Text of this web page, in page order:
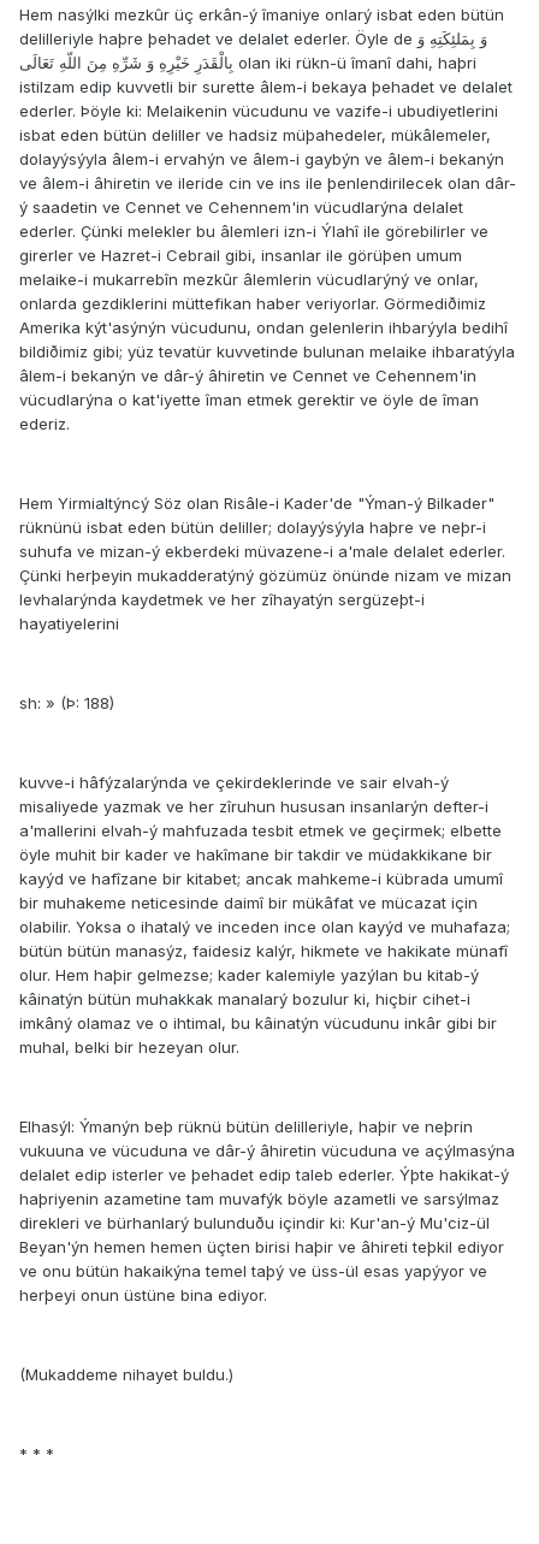
Hem nasýlki mezkûr üç erkân-ý îmaniye onlarý isbat eden bütün
delilleriyle haþre þehadet ve delalet ederler. Öyle de وَ بِمَلئِكَتِهِ وَ
بِالْقَدَرِ خَيْرِهِ وَ شَرِّهِ مِنَ اللّهِ تَعَالَى olan iki rükn-ü îmanî dahi, haþri
istilzam edip kuvvetli bir surette âlem-i bekaya þehadet ve delalet
ederler. Þöyle ki: Melaikenin vücudunu ve vazife-i ubudiyetlerini
isbat eden bütün deliller ve hadsiz müþahedeler, mükâlemeler,
dolayýsýyla âlem-i ervahýn ve âlem-i gaybýn ve âlem-i bekanýn
ve âlem-i âhiretin ve ileride cin ve ins ile þenlendirilecek olan dâr-
ý saadetin ve Cennet ve Cehennem'in vücudlarýna delalet
ederler. Çünki melekler bu âlemleri izn-i Ýlahî ile görebilirler ve
girerler ve Hazret-i Cebrail gibi, insanlar ile görüþen umum
melaike-i mukarrebîn mezkûr âlemlerin vücudlarýný ve onlar,
onlarda gezdiklerini müttefikan haber veriyorlar. Görmediðimiz
Amerika kýt'asýnýn vücudunu, ondan gelenlerin ihbarýyla bedihî
bildiðimiz gibi; yüz tevatür kuvvetinde bulunan melaike ihbaratýyla
âlem-i bekanýn ve dâr-ý âhiretin ve Cennet ve Cehennem'in
vücudlarýna o kat'iyette îman etmek gerektir ve öyle de îman
ederiz.
Hem Yirmialtýncý Söz olan Risâle-i Kader'de "Ýman-ý Bilkader"
rüknünü isbat eden bütün deliller; dolayýsýyla haþre ve neþr-i
suhufa ve mizan-ý ekberdeki müvazene-i a'male delalet ederler.
Çünki herþeyin mukadderatýný gözümüz önünde nizam ve mizan
levhalarýnda kaydetmek ve her zîhayatýn sergüzeþt-i
hayatiyelerini
sh: » (Þ: 188)
kuvve-i hâfýzalarýnda ve çekirdeklerinde ve sair elvah-ý
misaliyede yazmak ve her zîruhun hususan insanlarýn defter-i
a'mallerini elvah-ý mahfuzada tesbit etmek ve geçirmek; elbette
öyle muhit bir kader ve hakîmane bir takdir ve müdakkikane bir
kayýd ve hafîzane bir kitabet; ancak mahkeme-i kübrada umumî
bir muhakeme neticesinde daimî bir mükâfat ve mücazat için
olabilir. Yoksa o ihatalý ve inceden ince olan kayýd ve muhafaza;
bütün bütün manasýz, faidesiz kalýr, hikmete ve hakikate münafî
olur. Hem haþir gelmezse; kader kalemiyle yazýlan bu kitab-ý
kâinatýn bütün muhakkak manalarý bozulur ki, hiçbir cihet-i
imkâný olamaz ve o ihtimal, bu kâinatýn vücudunu inkâr gibi bir
muhal, belki bir hezeyan olur.
Elhasýl: Ýmanýn beþ rüknü bütün delilleriyle, haþir ve neþrin
vukuuna ve vücuduna ve dâr-ý âhiretin vücuduna ve açýlmasýna
delalet edip isterler ve þehadet edip taleb ederler. Ýþte hakikat-ý
haþriyenin azametine tam muvafýk böyle azametli ve sarsýlmaz
direkleri ve bürhanlarý bulunduðu içindir ki: Kur'an-ý Mu'ciz-ül
Beyan'ýn hemen hemen üçten birisi haþir ve âhireti teþkil ediyor
ve onu bütün hakaikýna temel taþý ve üss-ül esas yapýyor ve
herþeyi onun üstüne bina ediyor.
(Mukaddeme nihayet buldu.)
* * *